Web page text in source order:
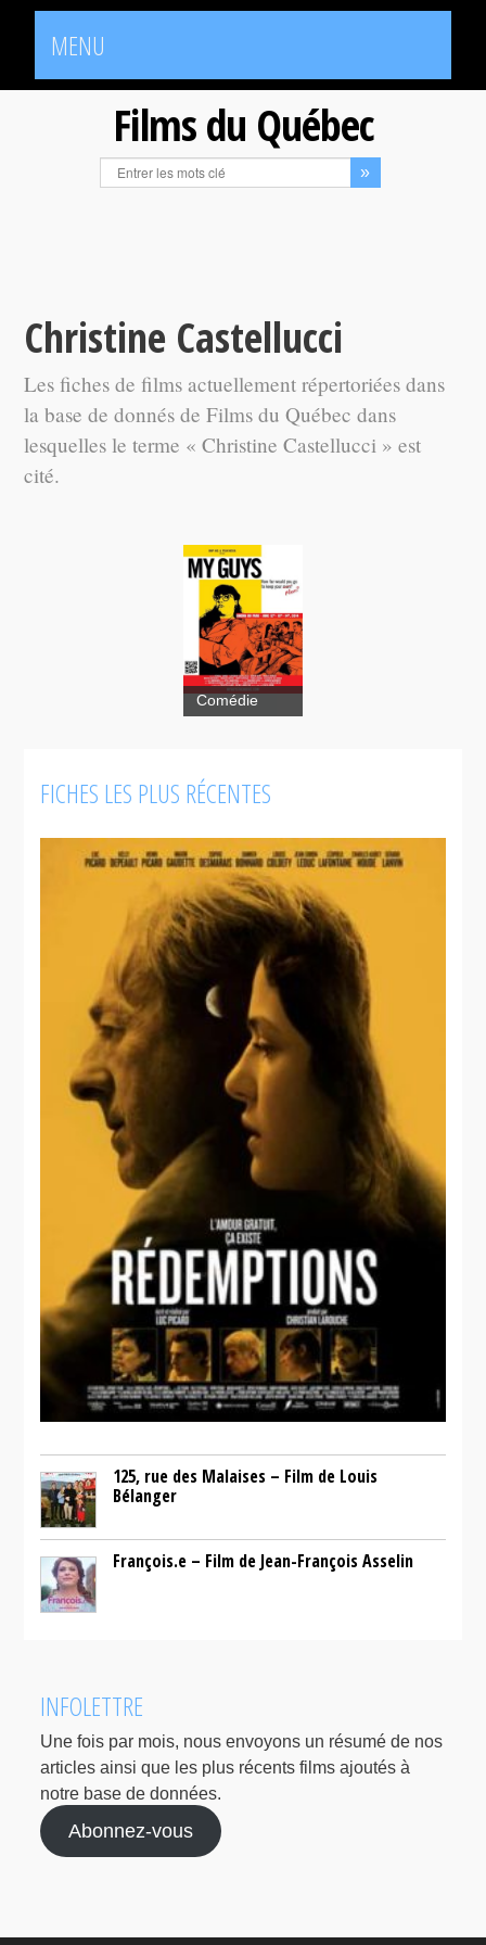
MENU
Films du Québec
Christine Castellucci
Les fiches de films actuellement répertoriées dans
la base de donnés de Films du Québec dans
lesquelles le terme « Christine Castellucci » est
cité.
My
Comédie
FICHES LES PLUS RÉCENTES
125, rue des Malaises – Film de Louis
Bélanger
François.e – Film de Jean-François Asselin
INFOLETTRE
Une fois par mois, nous envoyons un résumé de nos
articles ainsi que les plus récents films ajoutés à
notre base de données.
Abonnez-vous